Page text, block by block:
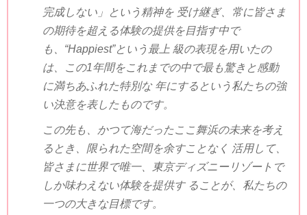
完成しない」という精神を 受け継ぎ、常に皆さま
の期待を超える体験の提供を目指す中で
も、“Happiest”という最上 級の表現を用いたの
は、この1年間をこれまでの中で最も驚きと感動
に満ちあふれた特別な 年にするという私たちの強
い決意を表したものです。
この先も、かつて海だったここ舞浜の未来を考え
るとき、限られた空間を余すことなく 活用して、
皆さまに世界で唯一、東京ディズニーリゾートで
しか味わえない体験を提供す ることが、私たちの
一つの大きな目標です。